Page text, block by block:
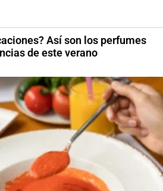
Así son los perfumes
de este verano